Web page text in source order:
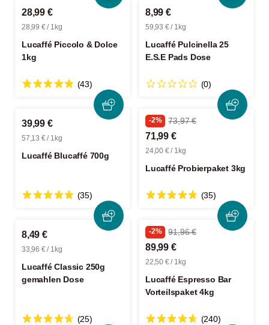
28,99 €
28,99 € / 1kg
Lucaffé Piccolo & Dolce
1kg
(43)
8,99 €
59,93 € / 1kg
Lucaffé Pulcinella 25
E.S.E Pads Dose
(0)
39,99 €
57,13 € / 1kg
Lucaffé Blucaffé 700g
(35)
-2% 73,97 €
71,99 €
24,00 € / 1kg
Lucaffé Probierpaket 3kg
(35)
8,49 €
33,96 € / 1kg
Lucaffé Classic 250g
gemahlen Dose
(25)
-2% 91,96 €
89,99 €
22,50 € / 1kg
Lucaffé Espresso Bar
Vorteilspaket 4kg
(240)